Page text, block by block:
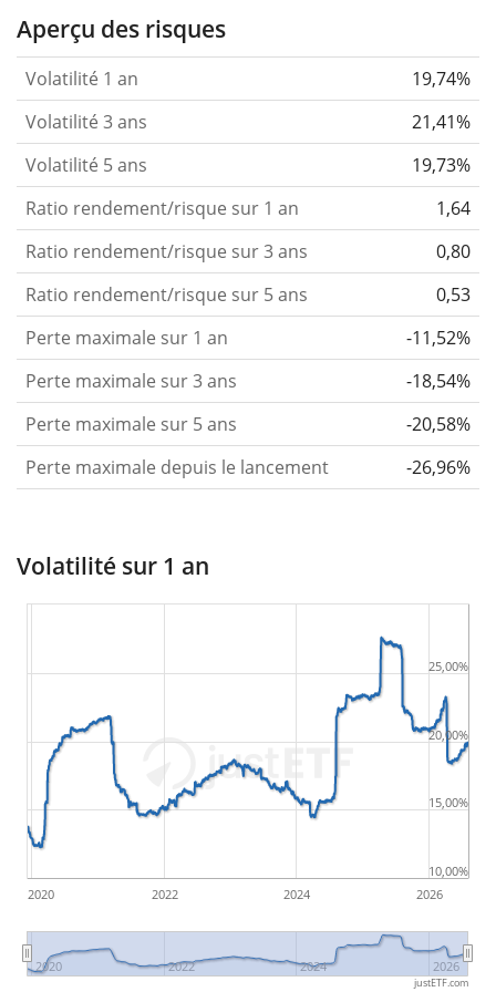
Aperçu des risques
Volatilité 1 an
19,74%
Volatilité 3 ans
21,41%
Volatilité 5 ans
19,73%
Ratio rendement/risque sur 1 an
1,64
Ratio rendement/risque sur 3 ans
0,80
Ratio rendement/risque sur 5 ans
0,53
Perte maximale sur 1 an
-11,52%
Perte maximale sur 3 ans
-18,54%
Perte maximale sur 5 ans
-20,58%
Perte maximale depuis le lancement
-26,96%
Volatilité sur 1 an
2020 2022 2024 2026
2020 2022 2024 2026
10,00%
15,00%
20,00%
25,00%
justETF.com